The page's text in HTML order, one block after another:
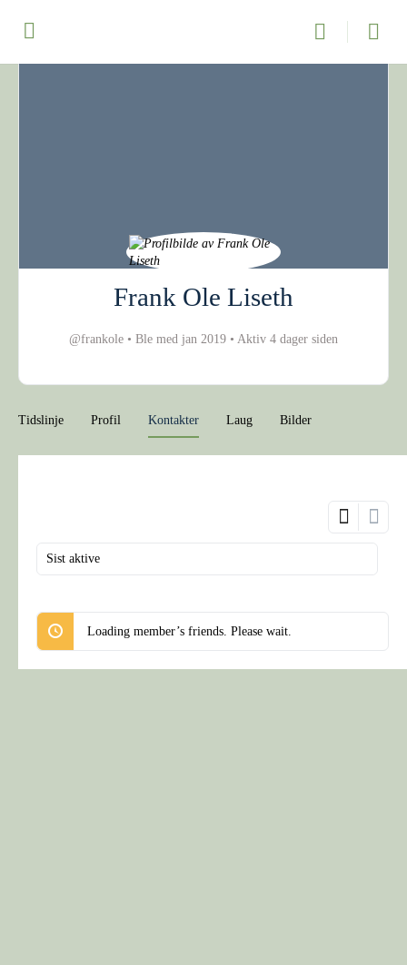
Frank Ole Liseth
@frankole • Ble med jan 2019 • Aktiv 4 dager siden
Tidslinje Profil Kontakter Laug Bilder
Show:
Loading member’s friends. Please wait.